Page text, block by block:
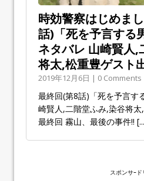
時効警察はじめま
話)「死を予言する
ネタバレ 山崎賢人,
将太,松重豊ゲスト
2019年12月6日 | 0 Comments
最終回(第8話)「死を予言す
崎賢人,二階堂ふみ,染谷将太
最終回 霧山、最後の事件!!
スポンサｰド